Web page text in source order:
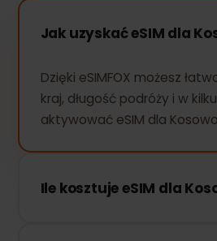
Jak uzyskać eSIM dla
Dzięki eSIMFOX możesz
kraj, długość podróży i w
aktywować eSIM dla
Ile kosztuje eSIM dla